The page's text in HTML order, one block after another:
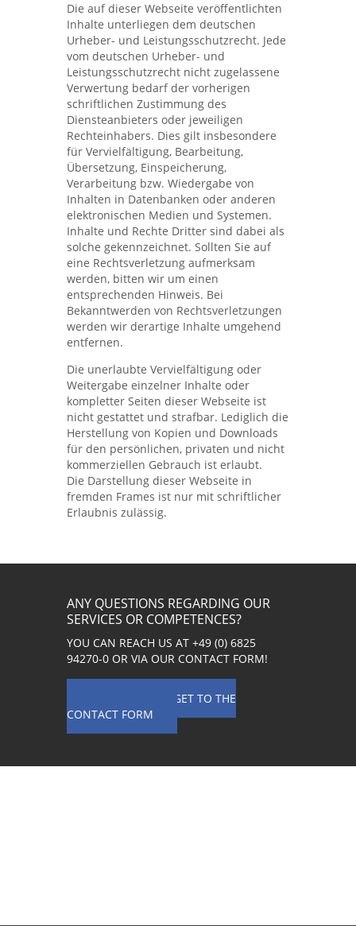
Die auf dieser Webseite veröffentlichten
Inhalte unterliegen dem deutschen
Urheber- und Leistungsschutzrecht. Jede
vom deutschen Urheber- und
Leistungsschutzrecht nicht zugelassene
Verwertung bedarf der vorherigen
schriftlichen Zustimmung des
Diensteanbieters oder jeweiligen
Rechteinhabers. Dies gilt insbesondere
für Vervielfältigung, Bearbeitung,
Übersetzung, Einspeicherung,
Verarbeitung bzw. Wiedergabe von
Inhalten in Datenbanken oder anderen
elektronischen Medien und Systemen.
Inhalte und Rechte Dritter sind dabei als
solche gekennzeichnet. Sollten Sie auf
eine Rechtsverletzung aufmerksam
werden, bitten wir um einen
entsprechenden Hinweis. Bei
Bekanntwerden von Rechtsverletzungen
werden wir derartige Inhalte umgehend
entfernen.
Die unerlaubte Vervielfältigung oder
Weitergabe einzelner Inhalte oder
kompletter Seiten dieser Webseite ist
nicht gestattet und strafbar. Lediglich die
Herstellung von Kopien und Downloads
für den persönlichen, privaten und nicht
kommerziellen Gebrauch ist erlaubt.
Die Darstellung dieser Webseite in
fremden Frames ist nur mit schriftlicher
Erlaubnis zulässig.
ANY QUESTIONS REGARDING OUR
SERVICES OR COMPETENCES?
YOU CAN REACH US AT +49 (0) 6825
94270-0 OR VIA OUR CONTACT FORM!
CLICK HERE TO GET TO THE
CONTACT FORM